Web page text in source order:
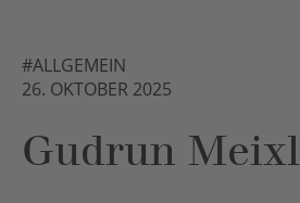
#ALLGEMEIN
26. OKTOBER 2025
Gudrun Meixl